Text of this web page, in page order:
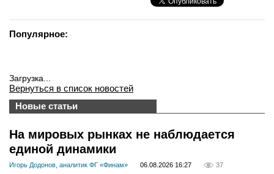
Популярное:
Загрузка...
Вернуться в список новостей
Новые статьи
На мировых рынках не наблюдается
единой динамики
Игорь Додонов, аналитик ФГ «Финам» 06.08.2026 16:27 37